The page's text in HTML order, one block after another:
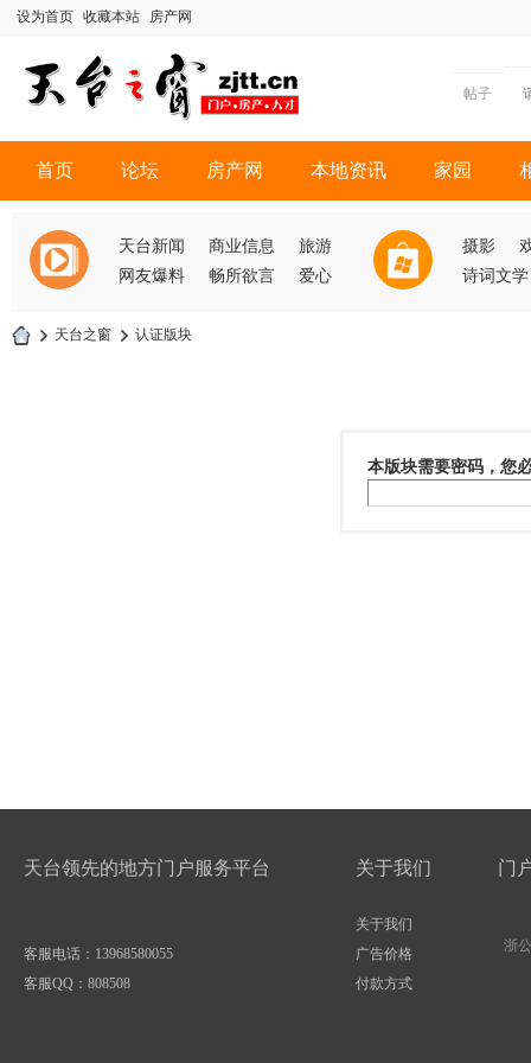
设为首页 收藏本站 房产网
帖子
首页 论坛 房产网 本地资讯 家园
天台新闻 商业信息
旅游
网友爆料
畅所欲言 爱心
摄影
诗词文学
› 天台之窗 › 认证版块
本版块需要密码，您
天台领先的地方门户服务平台
客服电话：13968580055
客服QQ： 808508
关于我们
关于我们
广告价格
付款方式
门
浙